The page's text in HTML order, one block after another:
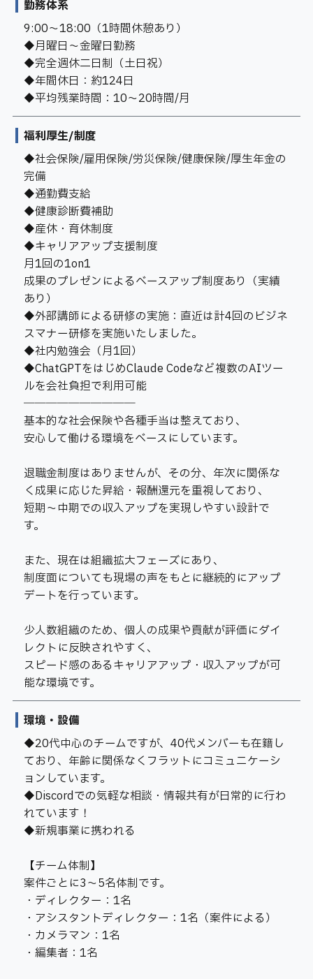
勤務体系
9:00〜18:00（1時間休憩あり）
◆月曜日〜金曜日勤務
◆完全週休二日制（土日祝）
◆年間休日：約124日
◆平均残業時間：10〜20時間/月
福利厚生/制度
◆社会保険/雇用保険/労災保険/健康保険/厚生年金の
完備
◆通勤費支給
◆健康診断費補助
◆産休・育休制度
◆キャリアアップ支援制度
┗月1回の1on1
┗成果のプレゼンによるベースアップ制度あり（実績
あり）
◆外部講師による研修の実施：直近は計4回のビジネ
スマナー研修を実施いたしました。
◆社内勉強会（月1回）
◆ChatGPTをはじめClaude Codeなど複数のAIツー
ルを会社負担で利用可能
――――――――――
基本的な社会保険や各種手当は整えており、
安心して働ける環境をベースにしています。
退職金制度はありませんが、その分、年次に関係な
く成果に応じた昇給・報酬還元を重視しており、
短期〜中期での収入アップを実現しやすい設計で
す。
また、現在は組織拡大フェーズにあり、
制度面についても現場の声をもとに継続的にアップ
デートを行っています。
少人数組織のため、個人の成果や貢献が評価にダイ
レクトに反映されやすく、
スピード感のあるキャリアアップ・収入アップが可
能な環境です。
環境・設備
◆20代中心のチームですが、40代メンバーも在籍し
ており、年齢に関係なくフラットにコミュニケーシ
ョンしています。
◆Discordでの気軽な相談・情報共有が日常的に行わ
れています！
◆新規事業に携われる
【チーム体制】
案件ごとに3〜5名体制です。
・ディレクター：1名
・アシスタントディレクター：1名（案件による）
・カメラマン：1名
・編集者：1名